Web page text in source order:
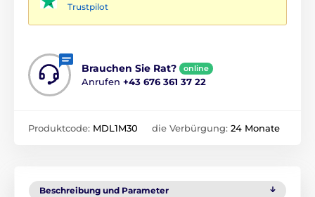
Trustpilot
Brauchen Sie Rat? online
Anrufen +43 676 361 37 22
Produktcode: MDL1M30 die Verbürgung: 24 Monate
Beschreibung und Parameter